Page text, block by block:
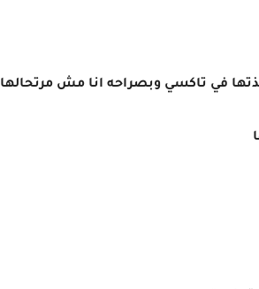
في تاكسي وبصراحه انا مش مرتحالها